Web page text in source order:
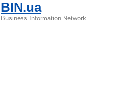
BIN.ua
Business Information Network